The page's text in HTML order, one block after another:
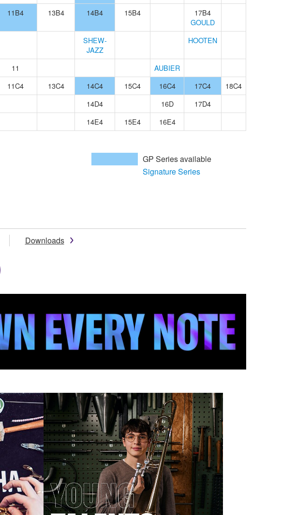
11B4 13B4 14B4 15B4
17B4
GOULD
SHEW-
JAZZ
HOOTEN
11
AUBIER
11C4 13C4 14C4 15C4 16C4 17C4 18C4
14D4 16D
17D4
14E4
15E4 16E4
GP Series available
Signature Series
Downloads